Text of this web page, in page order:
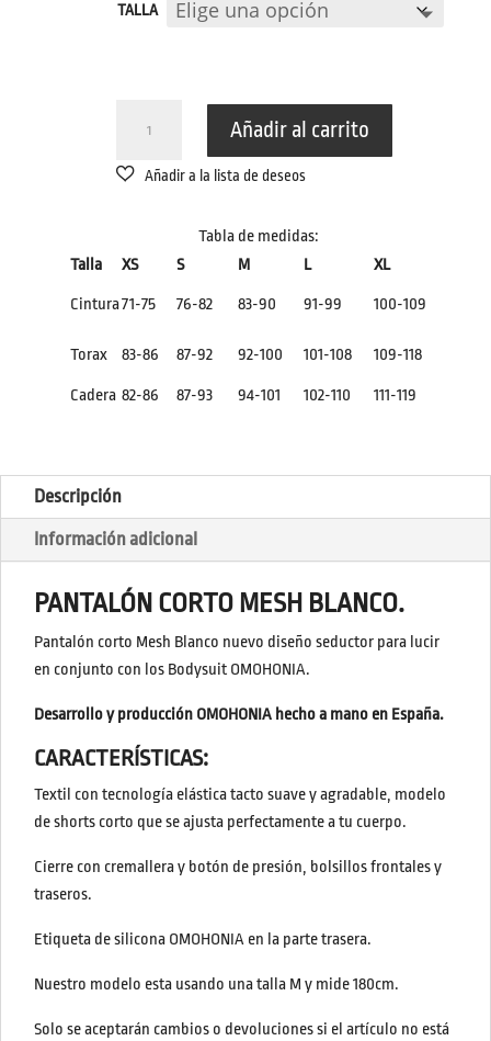
TALLA
CORTO
MESH
Añadir al carrito
Tabla de medidas:
Talla
XS S M L XL
Cintura71-75 76-82 83-90 91-99 100-109
Torax 83-86 87-92 92-100 101-108 109-118
Cadera 82-86 87-93 94-101 102-110 111-119
Descripción
Información adicional
PANTALÓN CORTO MESH BLANCO.
Pantalón corto Mesh Blanco nuevo diseño seductor para lucir
en conjunto con los Bodysuit OMOHONIA.
Desarrollo y producción OMOHONIA hecho a mano en España.
CARACTERÍSTICAS:
Textil con tecnología elástica tacto suave y agradable, modelo
de shorts corto que se ajusta perfectamente a tu cuerpo.
Cierre con cremallera y botón de presión, bolsillos frontales y
traseros.
Etiqueta de silicona OMOHONIA en la parte trasera.
Nuestro modelo esta usando una talla M y mide 180cm.
Solo se aceptarán cambios o devoluciones si el artículo no está